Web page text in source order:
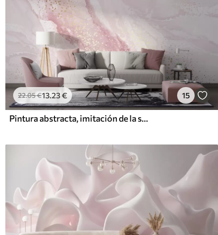
22.05€13.23€ 15
Pintura abstracta, imitación de la superficie de mármol de la piedra